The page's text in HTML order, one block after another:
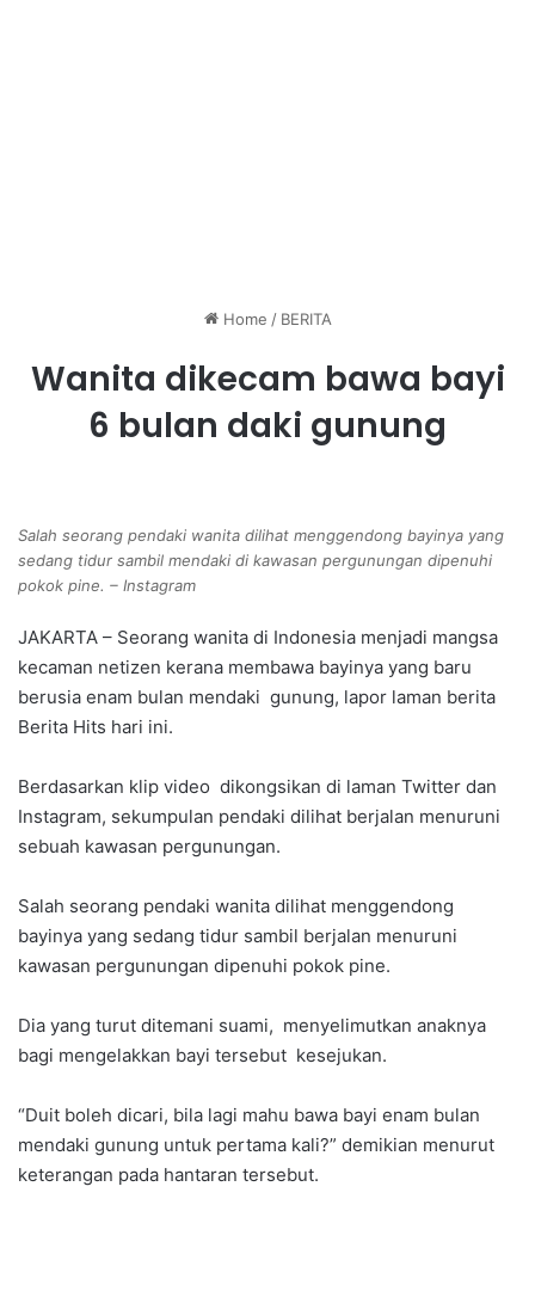
Home / BERITA
Wanita dikecam bawa bayi
6 bulan daki gunung
Salah seorang pendaki wanita dilihat menggendong bayinya yang
sedang tidur sambil mendaki di kawasan pergunungan dipenuhi
pokok pine. – Instagram
JAKARTA – Seorang wanita di Indonesia menjadi mangsa
kecaman netizen kerana membawa bayinya yang baru
berusia enam bulan mendaki gunung, lapor laman berita
Berita Hits hari ini.
Berdasarkan klip video dikongsikan di laman Twitter dan
Instagram, sekumpulan pendaki dilihat berjalan menuruni
sebuah kawasan pergunungan.
Salah seorang pendaki wanita dilihat menggendong
bayinya yang sedang tidur sambil berjalan menuruni
kawasan pergunungan dipenuhi pokok pine.
Dia yang turut ditemani suami, menyelimutkan anaknya
bagi mengelakkan bayi tersebut kesejukan.
“Duit boleh dicari, bila lagi mahu bawa bayi enam bulan
mendaki gunung untuk pertama kali?” demikian menurut
keterangan pada hantaran tersebut.